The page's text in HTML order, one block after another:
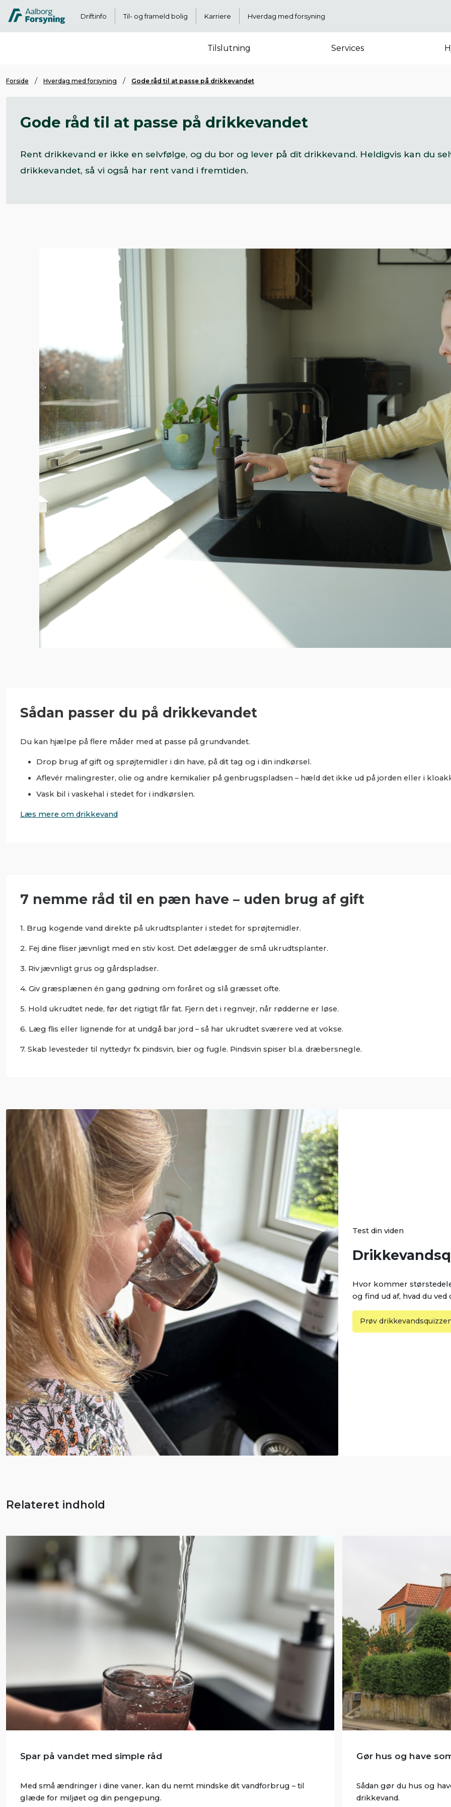
Driftinfo Til- og frameld bolig Karriere Hverdag med forsyning
Tilslutning Services
Forside Hverdag med forsyning Gode råd til at passe på drikkevandet
Gode råd til at passe på drikkevandet
Rent drikkevand er ikke en selvfølge, og du bor og lever på dit drikkevand. Heldigvis kan du
drikkevandet, så vi også har rent vand i fremtiden.
Sådan passer du på drikkevandet
Du kan hjælpe på flere måder med at passe på grundvandet.
Drop brug af gift og sprøjtemidler i din have, på dit tag og i din indkørsel.
Aflevér malingrester, olie og andre kemikalier på genbrugspladsen – hæld det ikke ud på jorden eller i
Vask bil i vaskehal i stedet for i indkørslen.
Læs mere om drikkevand
7 nemme råd til en pæn have – uden brug af gift
1. Brug kogende vand direkte på ukrudtsplanter i stedet for sprøjtemidler.
2. Fej dine fliser jævnligt med en stiv kost. Det ødelægger de små ukrudtsplanter.
3. Riv jævnligt grus og gårdspladser.
4. Giv græsplænen én gang gødning om foråret og slå græsset ofte.
5. Hold ukrudtet nede, før det rigtigt får fat. Fjern det i regnvejr, når rødderne er løse.
6. Læg flis eller lignende for at undgå bar jord – så har ukrudtet sværere ved at vokse.
7. Skab levesteder til nyttedyr fx pindsvin, bier og fugle. Pindsvin spiser bl.a. dræbersnegle.
Test din viden
Hvor kommer
og find ud af, hvad du
Prøv
Relateret indhold
Spar på vandet med simple råd
Med små ændringer i dine vaner, kan du nemt mindske dit vandforbrug – til
glæde for miljøet og din pengepung.
Gør hus og have
Sådan gør du hus og
drikkevand.